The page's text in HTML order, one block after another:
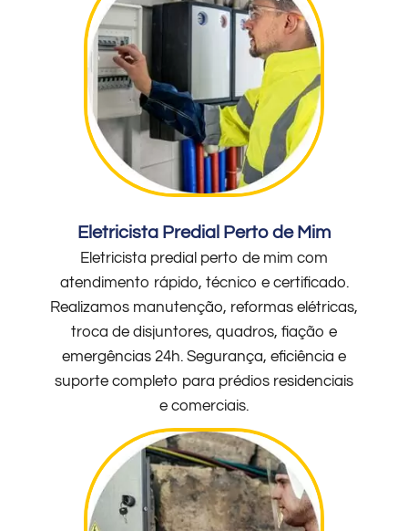
Eletricista Predial Perto de Mim
Eletricista predial perto de mim com
atendimento rápido, técnico e certificado.
Realizamos manutenção, reformas elétricas,
troca de disjuntores, quadros, fiação e
emergências 24h. Segurança, eficiência e
suporte completo para prédios residenciais
e comerciais.